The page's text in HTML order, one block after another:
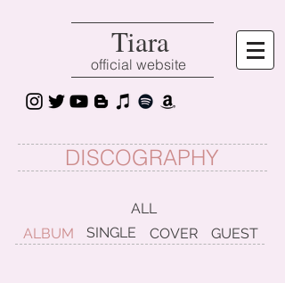
Tiara
official website
DISCOGRAPHY
ALL
ALBUM
SINGLE COVER GUEST